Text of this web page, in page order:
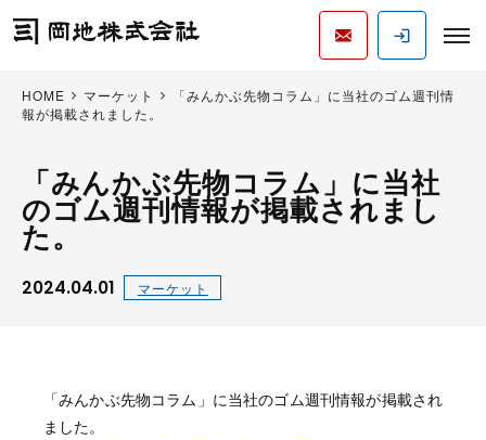
HOME マーケット
「みんかぶ先物コラム」に当社のゴム週刊情
報が掲載されました。
「みんかぶ先物コラム」に当社
のゴム週刊情報が掲載されまし
た。
2024.04.01 マーケット
「みんかぶ先物コラム」に当社のゴム週刊情報が掲載され
ました。